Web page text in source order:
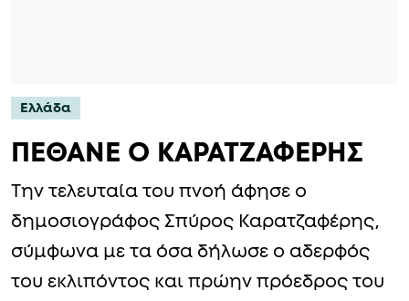
Ελλάδα
ΠΕΘΑΝΕ Ο ΚΑΡΑΤΖΑΦΕΡΗΣ
Την τελευταία του πνοή άφησε ο
δημοσιογράφος Σπύρος Καρατζαφέρης,
σύμφωνα με τα όσα δήλωσε ο αδερφός
του εκλιπόντος και πρώην πρόεδρος του